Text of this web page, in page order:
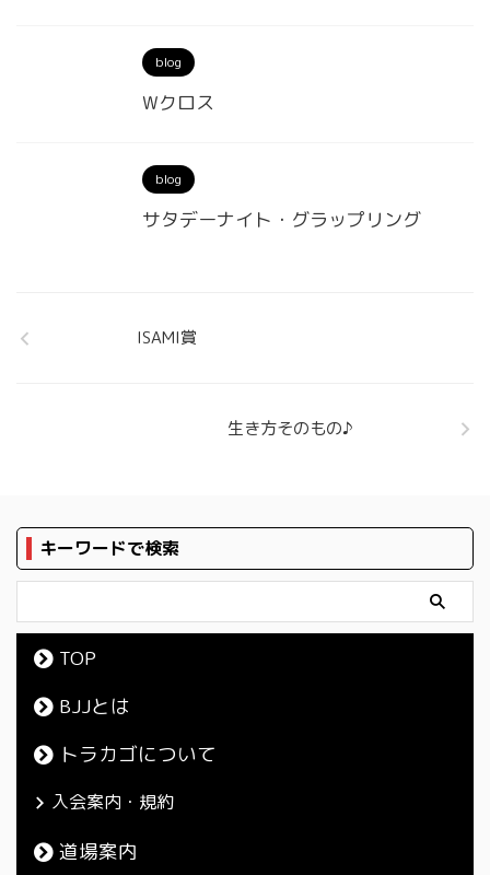
blog
Wクロス
blog
サタデーナイト・グラップリング
ISAMI賞
生き方そのもの♪
キーワードで検索
TOP
BJJとは
トラカゴについて
入会案内・規約
道場案内